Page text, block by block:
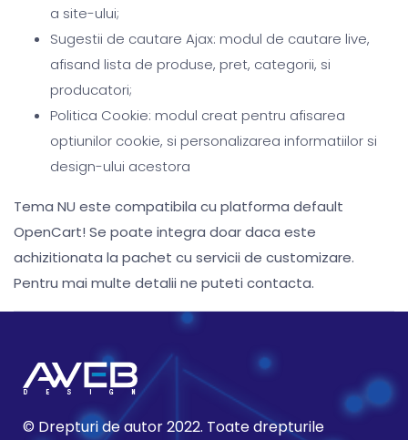
a site-ului;
Sugestii de cautare Ajax: modul de cautare live,
afisand lista de produse, pret, categorii, si
producatori;
Politica Cookie: modul creat pentru afisarea
optiunilor cookie, si personalizarea informatiilor si
design-ului acestora
Tema NU este compatibila cu platforma default
OpenCart! Se poate integra doar daca este
achizitionata la pachet cu servicii de customizare.
Pentru mai multe detalii ne puteti contacta.
© Drepturi de autor 2022. Toate drepturile